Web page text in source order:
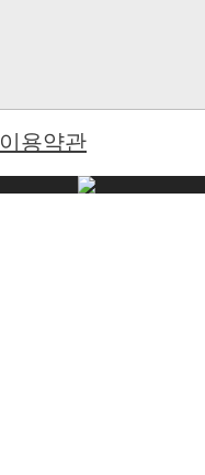
이용약관